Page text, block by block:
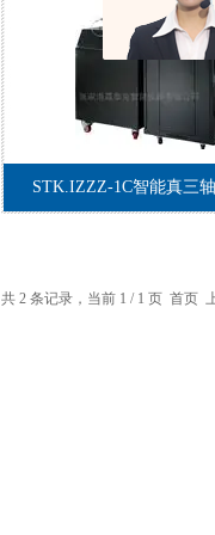
STK.IZZZ-1C智能真三
共 2 条记录，当前 1 / 1 页 首页